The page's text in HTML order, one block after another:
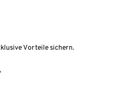
Vorteile sichern.